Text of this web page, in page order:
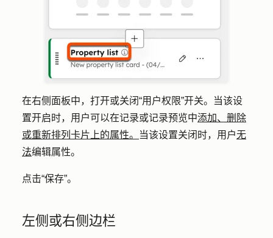
在右侧面板中，打开或关闭“用户权限”开关。当该设
置开启时，用户可以在记录或记录预览中添加、删除
或重新排列卡片上的属性。
当该设置关闭时，用户无
法编辑属性。
点击“保存”。
左侧或右侧边栏